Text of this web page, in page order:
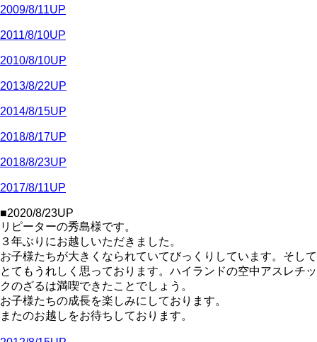
2009/8/11UP
2011/8/10UP
2010/8/10UP
2013/8/22UP
2014/8/15UP
2018/8/17UP
2018/8/23UP
2017/8/11UP
■2020/8/23UP
リピーターの秀島様です。
３年ぶりにお越しいただきました。
お子様たちが大きくなられていてびっくりしています。そして
とてもうれしく思っております。ハイランドの空中アスレチッ
クのざるは満喫できたことでしょう。
お子様たちの成長を楽しみにしております。
またのお越しをお待ちしております。